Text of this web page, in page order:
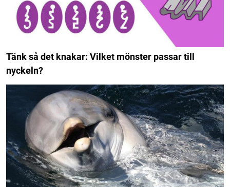
Tänk så det knakar: Vilket mönster passar till
nyckeln?